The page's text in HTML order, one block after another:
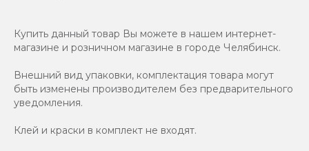
Купить данный товар Вы можете в нашем интернет-
магазине и розничном магазине в городе Челябинск.
Внешний вид упаковки, комплектация товара могут
быть изменены производителем без предварительного
уведомления.
Клей и краски в комплект не входят.